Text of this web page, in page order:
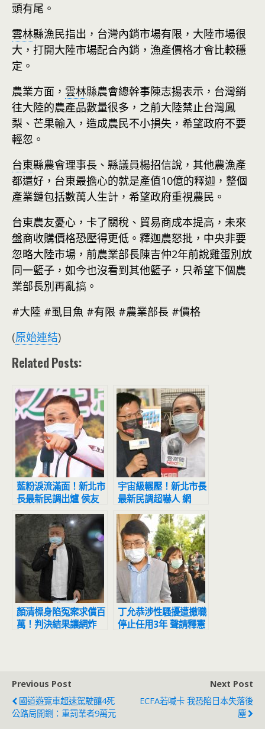
頭有尾。
雲林縣漁民指出，台灣內銷市場有限，大陸市場很
大，打開大陸市場配合內銷，漁產價格才會比較穩
定。
農業方面， 雲林縣農會總幹事陳志揚表示，台灣銷
往大陸的農產品數量很多，之前大陸禁止台灣鳳
梨、芒果輸入，造成農民不小損失，希望政府不要
輕忽。
台東縣農會理事長、縣議員楊招信說，其他農漁產
都還好，台東最擔心的就是產值10億的釋迦，整個
產業鏈包括數萬人生計，希望政府重視農民。
台東農友憂心，卡了關稅、貿易商成本提高，未來
盤商收購價格恐壓得更低。釋迦農怒批，中央非要
忽略大陸市場，前農業部長陳吉仲2年前說雞蛋別放
同一籃子，如今也沒看到其他籃子，只希望下個農
業部長別再亂搞。
#大陸 #虱目魚 #有限 #農業部長 #價格
(原始連結)
Related Posts:
藍粉淚流滿面！新北市
長最新民調出爐 侯友
宜超震撼
宇宙級輾壓！新北市長
最新民調超嚇人 網
驚：滅亡計畫開始
顏清標身陷冤案求償百
萬！判決結果讓網炸
丁允恭涉性騷擾遭撤職
停止任用3年 聲請釋憲
Previous Post
國道遊覽車超速駕駛釀4死
公路局開鍘：重罰業者9萬元
Next Post
ECFA若喊卡 我恐陷日本失落後
塵